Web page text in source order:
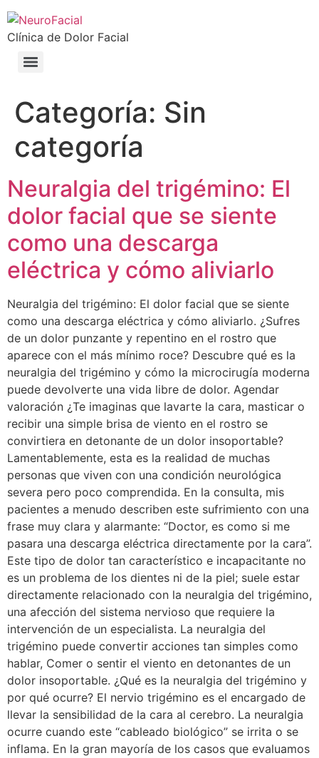
Clínica de Dolor Facial
Categoría: Sin
categoría
Neuralgia del trigémino: El
dolor facial que se siente
como una descarga
eléctrica y cómo aliviarlo
Neuralgia del trigémino: El dolor facial que se siente
como una descarga eléctrica y cómo aliviarlo. ¿Sufres
de un dolor punzante y repentino en el rostro que
aparece con el más mínimo roce? Descubre qué es la
neuralgia del trigémino y cómo la microcirugía moderna
puede devolverte una vida libre de dolor. Agendar
valoración ¿Te imaginas que lavarte la cara, masticar o
recibir una simple brisa de viento en el rostro se
convirtiera en detonante de un dolor insoportable?
Lamentablemente, esta es la realidad de muchas
personas que viven con una condición neurológica
severa pero poco comprendida. En la consulta, mis
pacientes a menudo describen este sufrimiento con una
frase muy clara y alarmante: “Doctor, es como si me
pasara una descarga eléctrica directamente por la cara”.
Este tipo de dolor tan característico e incapacitante no
es un problema de los dientes ni de la piel; suele estar
directamente relacionado con la neuralgia del trigémino,
una afección del sistema nervioso que requiere la
intervención de un especialista. La neuralgia del
trigémino puede convertir acciones tan simples como
hablar, Comer o sentir el viento en detonantes de un
dolor insoportable. ¿Qué es la neuralgia del trigémino y
por qué ocurre? El nervio trigémino es el encargado de
llevar la sensibilidad de la cara al cerebro. La neuralgia
ocurre cuando este “cableado biológico” se irrita o se
inflama. En la gran mayoría de los casos que evaluamos